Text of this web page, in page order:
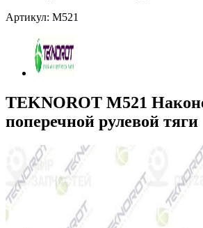
Артикул: M521
TEKNOROT M521
поперечной рулевой тяги